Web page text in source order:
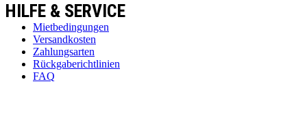
HILFE & SERVICE
Mietbedingungen
Versandkosten
Zahlungsarten
Rückgaberichtlinien
FAQ